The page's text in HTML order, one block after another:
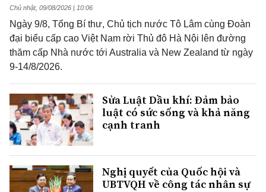
Chủ nhật, 09/08/2026 | 10:06
Ngày 9/8, Tổng Bí thư, Chủ tịch nước Tô Lâm cùng Đoàn
đại biểu cấp cao Việt Nam rời Thủ đô Hà Nội lên đường
thăm cấp Nhà nước tới Australia và New Zealand từ ngày
9-14/8/2026.
Sửa Luật Dầu khí: Đảm bảo
luật có sức sống và khả năng
cạnh tranh
Nghị quyết của Quốc hội và
UBTVQH về công tác nhân sự